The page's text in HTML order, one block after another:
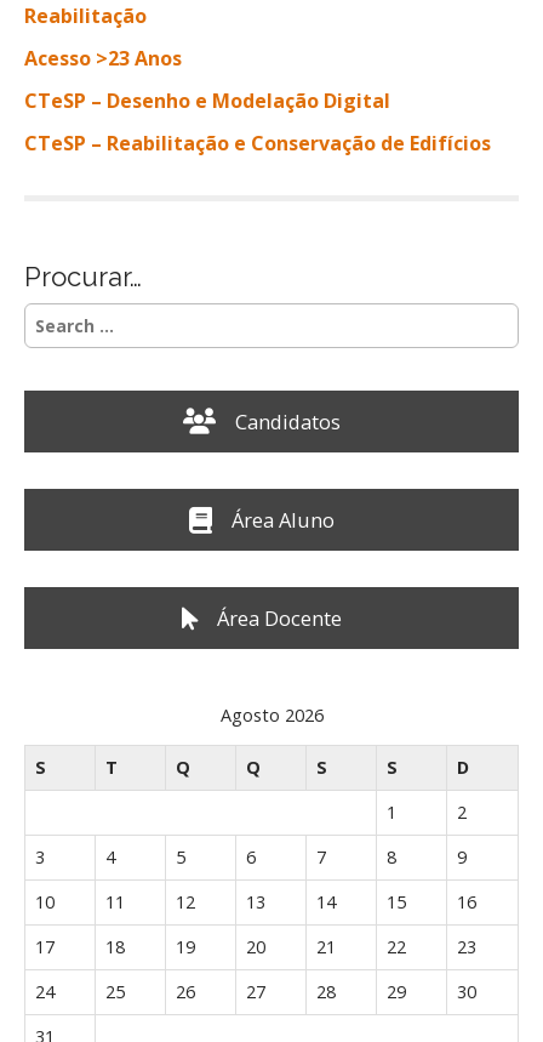
Reabilitação
Acesso >23 Anos
CTeSP – Desenho e Modelação Digital
CTeSP – Reabilitação e Conservação de Edifícios
Procurar…
S
e
r
f
o
Candidatos
Área Aluno
Área Docente
Agosto 2026
S T Q Q S S
D
1
2
3
4 5 6 7 8
9
10
11 12 13 14 15
16
17
18 19 20 21 22
23
24
25 26 27 28 29
30
31